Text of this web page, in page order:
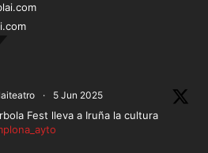
· 5 Jun 2025
Fest lleva a Iruña la cultura